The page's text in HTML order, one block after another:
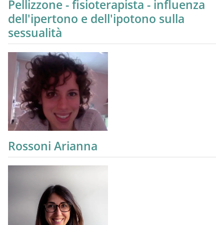
Pellizzone - fisioterapista - influenza
dell'ipertono e dell'ipotono sulla
sessualità
Rossoni Arianna